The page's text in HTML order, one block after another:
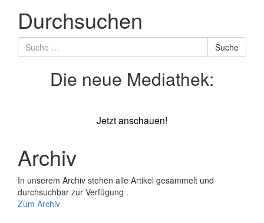
Durchsuchen
Suche
nach
Suche
Die neue Mediathek:
Jetzt anschauen!
Archiv
In unserem Archiv stehen alle Artikel gesammelt und
durchsuchbar zur Verfügung .
Zum Archiv